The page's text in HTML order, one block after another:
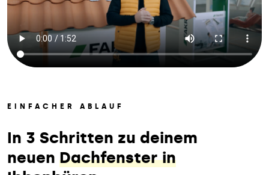
EINFACHER ABLAUF
In 3 Schritten zu deinem
neuen Dachfenster in